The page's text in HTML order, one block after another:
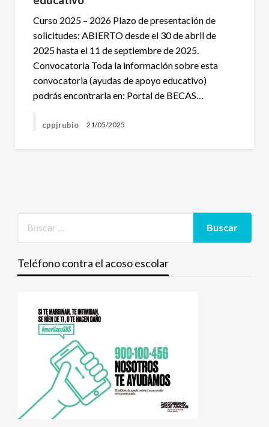
Curso 2025 – 2026 Plazo de presentación de
solicitudes: ABIERTO desde el 30 de abril de
2025 hasta el 11 de septiembre de 2025.
Convocatoria Toda la información sobre esta
convocatoria (ayudas de apoyo educativo)
podrás encontrarla en: Portal de BECAS…
cppjrubio 21/05/2025
Teléfono contra el acoso escolar